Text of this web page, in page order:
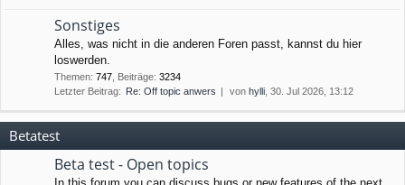
Sonstiges
Alles, was nicht in die anderen Foren passt, kannst du hier
loswerden.
Themen: 747 Beiträge: 3234
Letzter Beitrag: Re: Off topic anwers von hylli , 30. Jul 2026, 13:12
Betatest
Beta test - Open topics